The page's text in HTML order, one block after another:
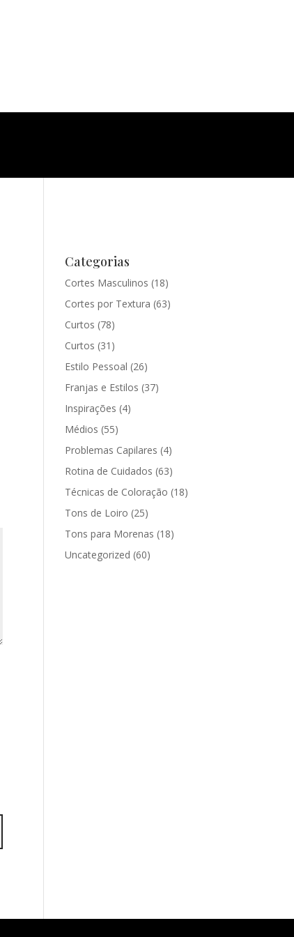
Categorias
Cortes Masculinos (18)
Cortes por Textura (63)
Curtos (78)
Curtos (31)
Estilo Pessoal (26)
Franjas e Estilos (37)
Inspirações (4)
Médios (55)
Problemas Capilares (4)
Rotina de Cuidados (63)
Técnicas de Coloração (18)
Tons de Loiro (25)
Tons para Morenas (18)
Uncategorized (60)